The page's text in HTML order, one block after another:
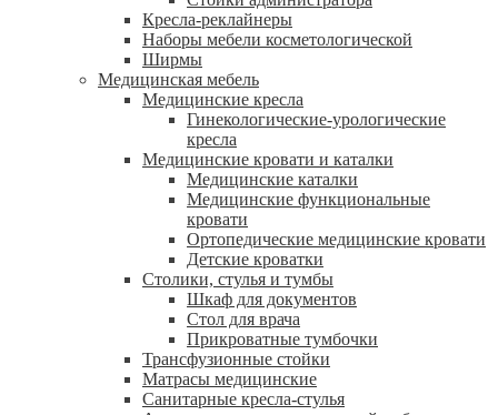
Кресла-реклайнеры
Наборы мебели косметологической
Ширмы
Медицинская мебель
Медицинские кресла
Гинекологические-урологические
кресла
Медицинские кровати и каталки
Медицинские каталки
Медицинские функциональные
кровати
Ортопедические медицинские кровати
Детские кроватки
Столики, стулья и тумбы
Шкаф для документов
Стол для врача
Прикроватные тумбочки
Трансфузионные стойки
Матрасы медицинские
Санитарные кресла-стулья